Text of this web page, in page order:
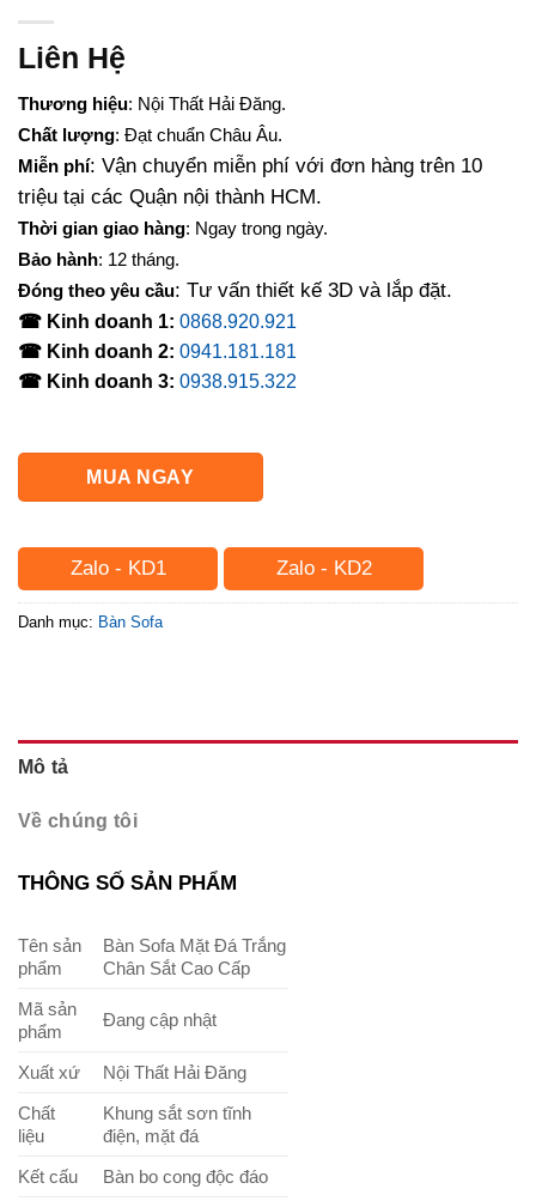
Liên Hệ
Thương hiệu: Nội Thất Hải Đăng.
Chất lượng: Đạt chuẩn Châu Âu.
Miễn phí: Vận chuyển miễn phí với đơn hàng trên 10
triệu tại các Quận nội thành HCM.
Thời gian giao hàng: Ngay trong ngày.
Bảo hành: 12 tháng.
Đóng theo yêu cầu: Tư vấn thiết kế 3D và lắp đặt.
☎ Kinh doanh 1: 0868.920.921
☎ Kinh doanh 2: 0941.181.181
☎ Kinh doanh 3: 0938.915.322
MUA NGAY
Zalo - KD1 Zalo - KD2
Danh mục: Bàn Sofa
Mô tả
Về chúng tôi
THÔNG SỐ SẢN PHẨM
Tên sản
phẩm
Bàn Sofa Mặt Đá Trắng
Chân Sắt Cao Cấp
Mã sản
phẩm
Đang cập nhật
Xuất xứ
Nội Thất Hải Đăng
Chất
liệu
Khung sắt sơn tĩnh
điện, mặt đá
Kết cấu
Bàn bo cong độc đáo